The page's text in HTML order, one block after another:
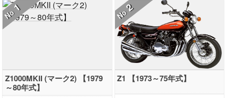
No
1
Z1000MKII (マーク2) 【1979
～80年式】
No
2
Z1 【1973～75年式】